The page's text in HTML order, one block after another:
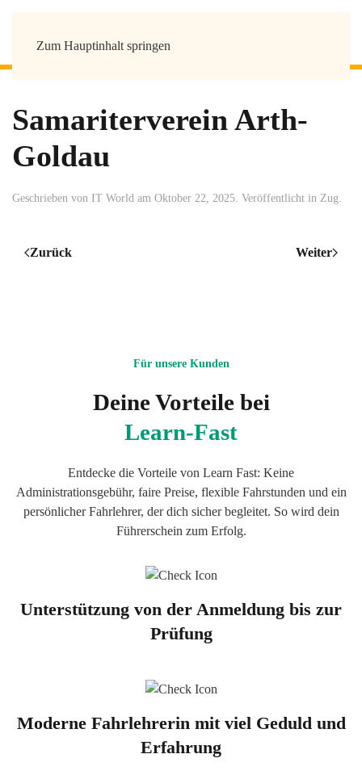
Zum Hauptinhalt springen
Samariterverein Arth-
Goldau
Geschrieben von IT World am Oktober 22, 2025. Veröffentlicht in Zug.
Zurück Weiter
Für unsere Kunden
Deine Vorteile bei
Learn-Fast
Entdecke die Vorteile von Learn Fast: Keine
Administrationsgebühr, faire Preise, flexible Fahrstunden und ein
persönlicher Fahrlehrer, der dich sicher begleitet. So wird dein
Führerschein zum Erfolg.
Unterstützung von der Anmeldung bis zur
Prüfung
Moderne Fahrlehrerin mit viel Geduld und
Erfahrung